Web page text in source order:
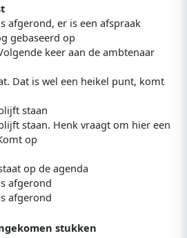
afgerond, er is een afspraak
gebaseerd op
keer aan de ambtenaar
Dat is wel een heikel punt, komt
staan
staan. Henk vraagt om hier een
op
op de agenda
afgerond
afgerond
stukken